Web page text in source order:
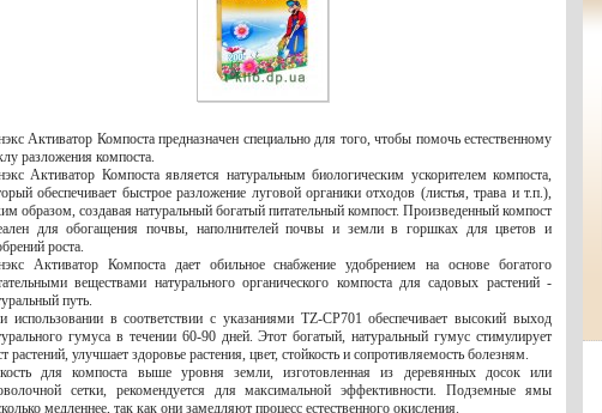
Активатор Компоста предназначен специально для того, чтобы помочь естественному
разложения компоста.
Активатор Компоста является натуральным биологическим ускорителем компоста,
обеспечивает быстрое разложение луговой органики отходов (листья, трава и т.п.),
образом, создавая натуральный богатый питательный компост. Произведенный компост
для обогащения почвы, наполнителей почвы и земли в горшках для цветов и
роста.
Активатор Компоста дает обильное снабжение удобрением на основе богатого
веществами натурального органического компоста для садовых растений -
путь.
использовании в соответствии с указаниями TZ-CP701 обеспечивает высокий выход
гумуса в течении 60-90 дней. Этот богатый, натуральный гумус стимулирует
растений, улучшает здоровье растения, цвет, стойкость и сопротивляемость болезням.
для компоста выше уровня земли, изготовленная из деревянных досок или
сетки, рекомендуется для максимальной эффективности. Подземные ямы
медленнее, так как они замедляют процесс естественного окисления.